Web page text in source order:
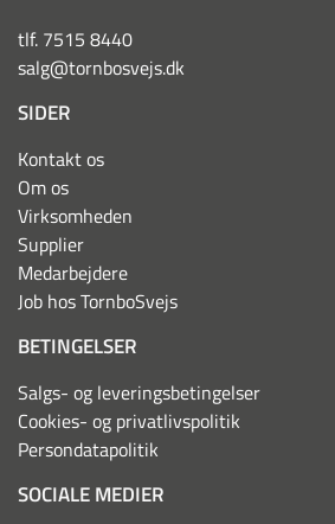
tlf. 7515 8440
salg@tornbosvejs.dk
SIDER
Kontakt os
Om os
Virksomheden
Supplier
Medarbejdere
Job hos TornboSvejs
BETINGELSER
Salgs- og leveringsbetingelser
Cookies- og privatlivspolitik
Persondatapolitik
SOCIALE MEDIER